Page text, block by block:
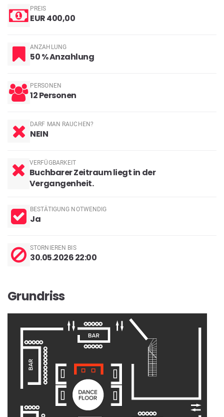
PREIS
EUR 400,00
ANZAHLUNG
50 % Anzahlung
PERSONEN
12 Personen
DARF MAN RAUCHEN?
NEIN
VERFÜGBARKEIT
Buchbarer Zeitraum liegt in der
Vergangenheit.
BESTÄTIGUNG NOTWENDIG
Ja
STORNIEREN BIS
30.05.2026 22:00
Grundriss